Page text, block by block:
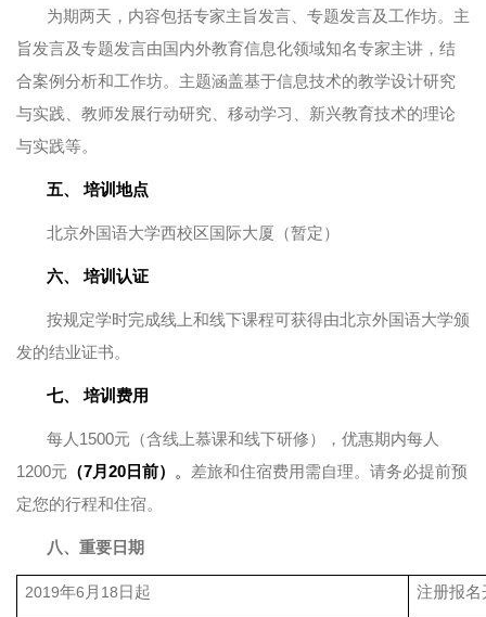
为期两天，内容包括专家主旨发言、专题发言及工作坊。主
旨发言及专题发言由国内外教育信息化领域知名专家主讲，结
合案例分析和工作坊。主题涵盖基于信息技术的教学设计研究
与实践、教师发展行动研究、移动学习、新兴教育技术的理论
与实践等。
五、培训地点
北京外国语大学西校区国际大厦（暂定）
六、培训认证
按规定学时完成线上和线下课程可获得由北京外国语大学颁
发的结业证书。
七、 培训 费用
每人1500元（含线上慕课和线下研修），优惠期内每人
1200元 （7月20日前） 。 差旅和住宿费用需自理。请务必提前预
定您的行程和住宿。
八、重要日期
2019年6 月 18日起 注册报名